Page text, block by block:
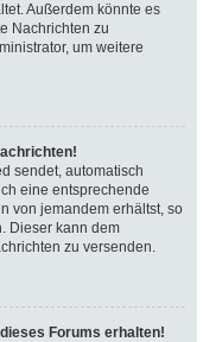
Außerdem könnte es
Nachrichten zu
um weitere
sendet, automatisch
eine entsprechende
von jemandem erhältst, so
Dieser kann dem
zu versenden.
Forums erhalten!